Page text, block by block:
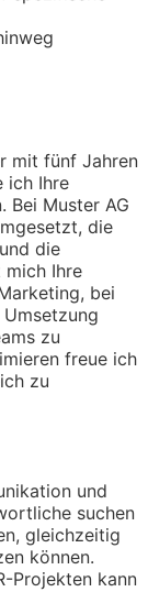
mit fünf Jahren
ich Ihre
Bei Muster AG
die
die
mich Ihre
bei
zu
freue ich
zu
und
suchen
gleichzeitig
können.
Projekten kann